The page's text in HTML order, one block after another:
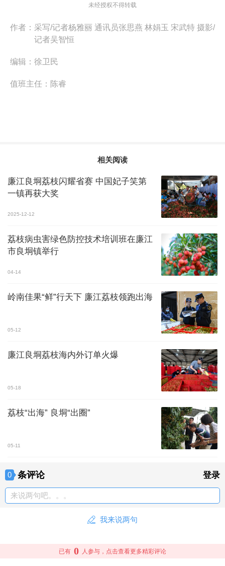
未经授权不得转载
作者： 采写/记者杨雅丽 通讯员张思燕 林娟玉 宋武特 摄影/
记者吴智恒
编辑： 徐卫民
值班主任： 陈睿
相关阅读
廉江良垌荔枝闪耀省赛 中国妃子笑第
一镇再获大奖
2025-12-12
荔枝病虫害绿色防控技术培训班在廉江
市良垌镇举行
04-14
岭南佳果“鲜”行天下 廉江荔枝领跑出海
05-12
廉江良垌荔枝海内外订单火爆
05-18
荔枝“出海” 良垌“出圈”
05-11
0 条评论 登录
来说两句吧。。。
我来说两句
已有 0 人参与，点击查看更多精彩评论